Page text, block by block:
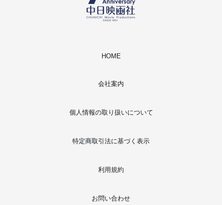
HOME
会社案内
個人情報の取り扱いについて
特定商取引法に基づく表示
利用規約
お問い合わせ